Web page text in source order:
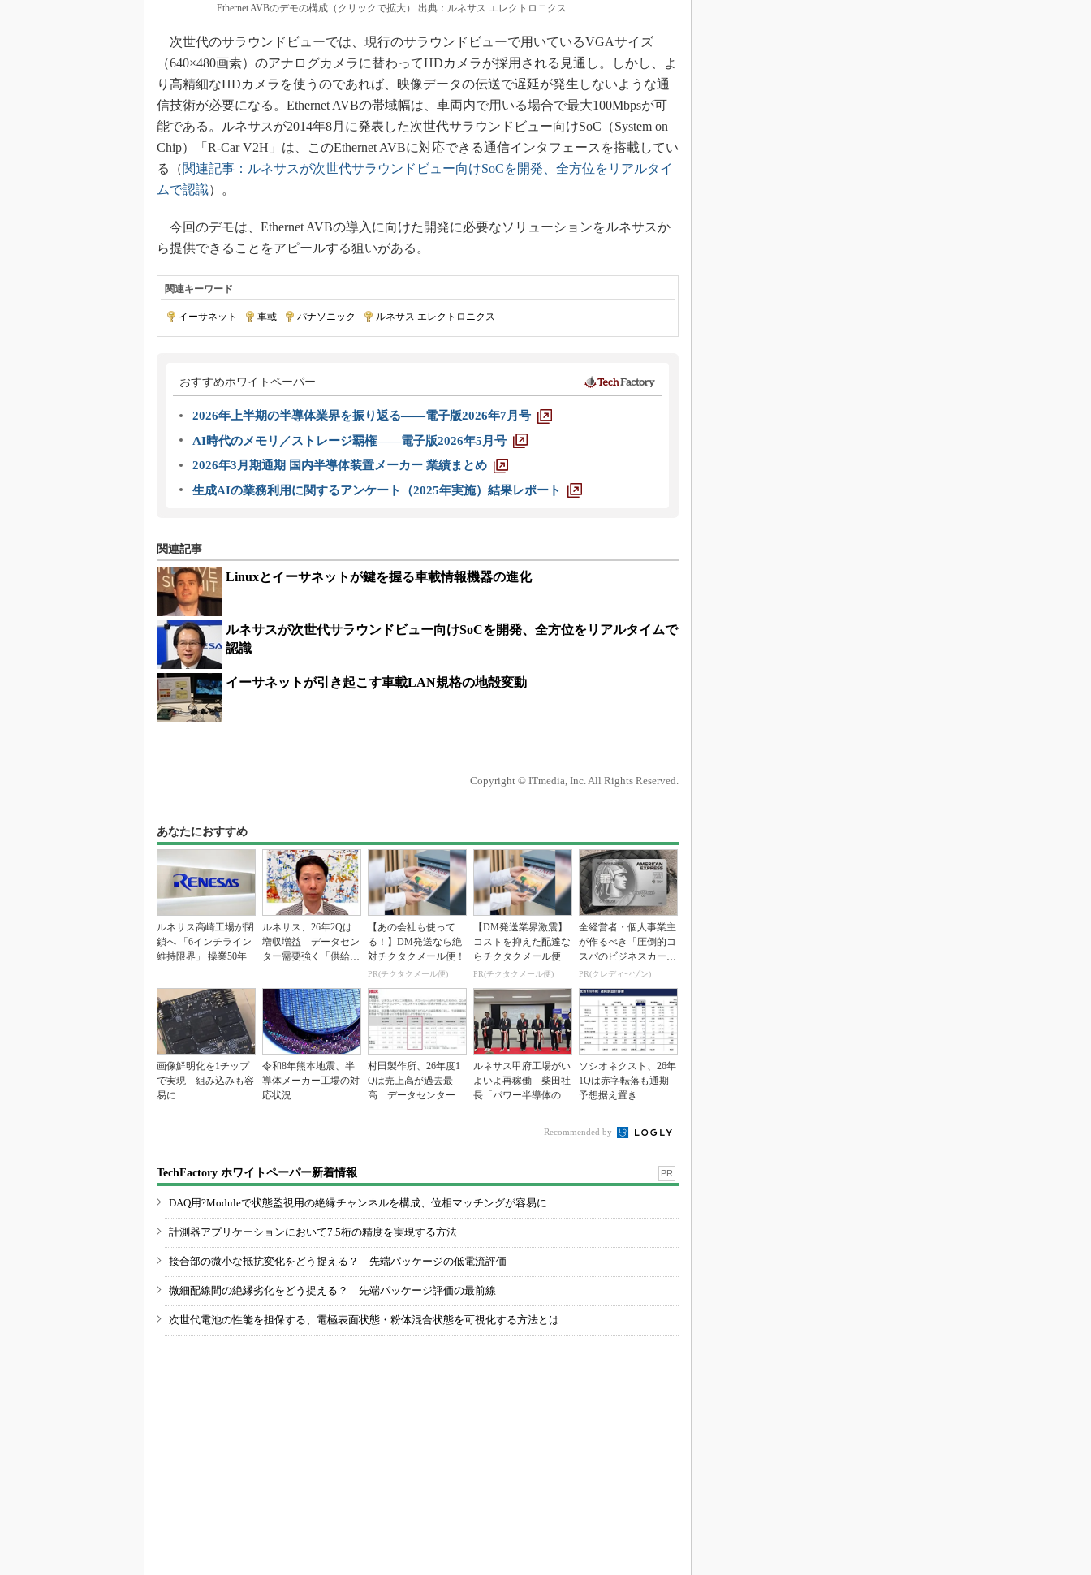
Ethernet AVBのデモの構成（クリックで拡大） 出典：ルネサス エレクトロニクス
次世代のサラウンドビューでは、現行のサラウンドビューで用いているVGAサイズ
（640×480画素）のアナログカメラに替わってHDカメラが採用される見通し。しかし、よ
り高精細なHDカメラを使うのであれば、映像データの伝送で遅延が発生しないような通
信技術が必要になる。Ethernet AVBの帯域幅は、車両内で用いる場合で最大100Mbpsが可
能である。ルネサスが2014年8月に発表した次世代サラウンドビュー向けSoC（System on
Chip）「R-Car V2H」は、このEthernet AVBに対応できる通信インタフェースを搭載してい
る（関連記事：ルネサスが次世代サラウンドビュー向けSoCを開発、全方位をリアルタイ
ムで認識）。
今回のデモは、Ethernet AVBの導入に向けた開発に必要なソリューションをルネサスか
ら提供できることをアピールする狙いがある。
関連キーワード
イーサネット 車載 パナソニック ルネサス エレクトロニクス
おすすめホワイトペーパー
2026年上半期の半導体業界を振り返る――電子版2026年7月号
AI時代のメモリ／ストレージ覇権――電子版2026年5月号
2026年3月期通期 国内半導体装置メーカー 業績まとめ
生成AIの業務利用に関するアンケート（2025年実施）結果レポート
関連記事
Linuxとイーサネットが鍵を握る車載情報機器の進化
ルネサスが次世代サラウンドビュー向けSoCを開発、全方位をリアルタイムで
認識
イーサネットが引き起こす車載LAN規格の地殻変動
Copyright © ITmedia, Inc. All Rights Reserved.
あなたにおすすめ
ルネサス高崎工場が閉
鎖へ 「6インチライン
維持限界」 操業50年
ルネサス、26年2Qは
増収増益 データセン
ター需要強く「供給は
【あの会社も使って
る！】DM発送なら絶
対チクタクメール便！
PR(チクタクメール便)
【DM発送業界激震】
コストを抑えた配達な
らチクタクメール便
PR(チクタクメール便)
全経営者・個人事業主
が作るべき「圧倒的コ
スパのビジネスカー
ド」
PR(クレディセゾン)
画像鮮明化を1チップ
で実現 組み込みも容
易に
令和8年熊本地震、半
導体メーカー工場の対
応状況
村田製作所、26年度1
Qは売上高が過去最
高 データセンター関
ルネサス甲府工場がい
よいよ再稼働 柴田社
長「パワー半導体の戦
ソシオネクスト、26年
1Qは赤字転落も通期
予想据え置き
Recommended by
TechFactory ホワイトペーパー新着情報 PR
DAQ用?Moduleで状態監視用の絶縁チャンネルを構成、位相マッチングが容易に
計測器アプリケーションにおいて7.5桁の精度を実現する方法
接合部の微小な抵抗変化をどう捉える？ 先端パッケージの低電流評価
微細配線間の絶縁劣化をどう捉える？ 先端パッケージ評価の最前線
次世代電池の性能を担保する、電極表面状態・粉体混合状態を可視化する方法とは